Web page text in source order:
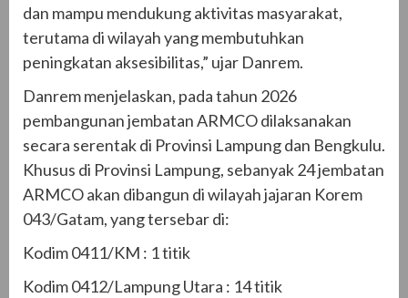
dan mampu mendukung aktivitas masyarakat,
terutama di wilayah yang membutuhkan
peningkatan aksesibilitas,” ujar Danrem.
Danrem menjelaskan, pada tahun 2026
pembangunan jembatan ARMCO dilaksanakan
secara serentak di Provinsi Lampung dan Bengkulu.
Khusus di Provinsi Lampung, sebanyak 24 jembatan
ARMCO akan dibangun di wilayah jajaran Korem
043/Gatam, yang tersebar di:
Kodim 0411/KM : 1 titik
Kodim 0412/Lampung Utara : 14 titik